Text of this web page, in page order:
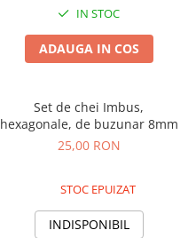
IN STOC
ADAUGA IN COS
Set de chei Imbus,
hexagonale, de buzunar 8mm
25,00 RON
STOC EPUIZAT
INDISPONIBIL